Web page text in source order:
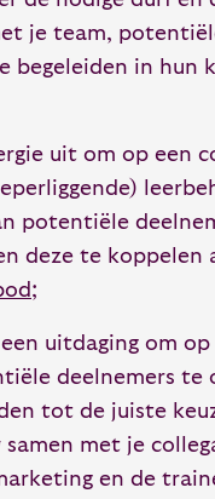
je team,
begeleiden in hun
uit om op een
potentiële
deze te koppelen
;
uitdaging om op
deelnemers te
tot de juiste
met je
en de